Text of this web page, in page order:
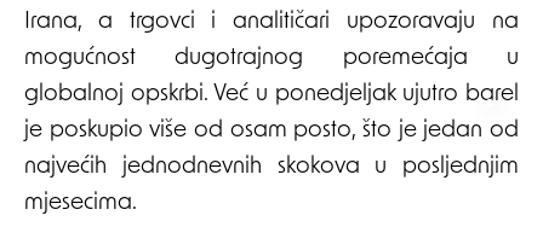
Irana, a trgovci i analitičari upozoravaju na
mogućnost dugotrajnog poremećaja u
globalnoj opskrbi. Već u ponedjeljak ujutro barel
je poskupio više od osam posto, što je jedan od
najvećih jednodnevnih skokova u posljednjim
mjesecima.